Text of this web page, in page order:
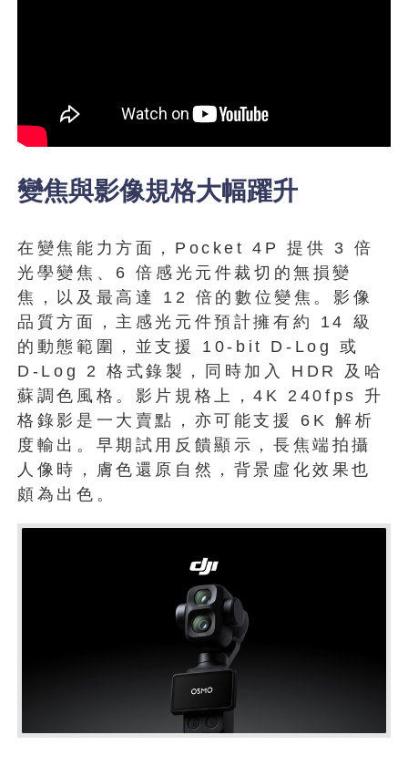
變焦與影像規格大幅躍升
在變焦能力方面，Pocket 4P 提供 3 倍
光學變焦、6 倍感光元件裁切的無損變
焦，以及最高達 12 倍的數位變焦。影像
品質方面，主感光元件預計擁有約 14 級
的動態範圍，並支援 10-bit D-Log 或
D-Log 2 格式錄製，同時加入 HDR 及哈
蘇調色風格。影片規格上，4K 240fps 升
格錄影是一大賣點，亦可能支援 6K 解析
度輸出。早期試用反饋顯示，長焦端拍攝
人像時，膚色還原自然，背景虛化效果也
頗為出色。